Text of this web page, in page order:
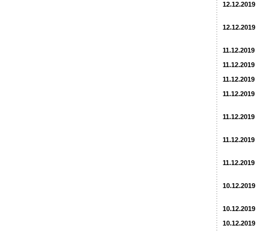
12.12.2019
12.12.2019
11.12.2019
11.12.2019
11.12.2019
11.12.2019
11.12.2019
11.12.2019
11.12.2019
10.12.2019
10.12.2019
10.12.2019